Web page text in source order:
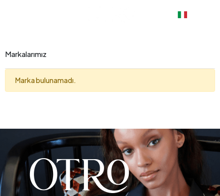
Markalarımız
Marka bulunamadı.